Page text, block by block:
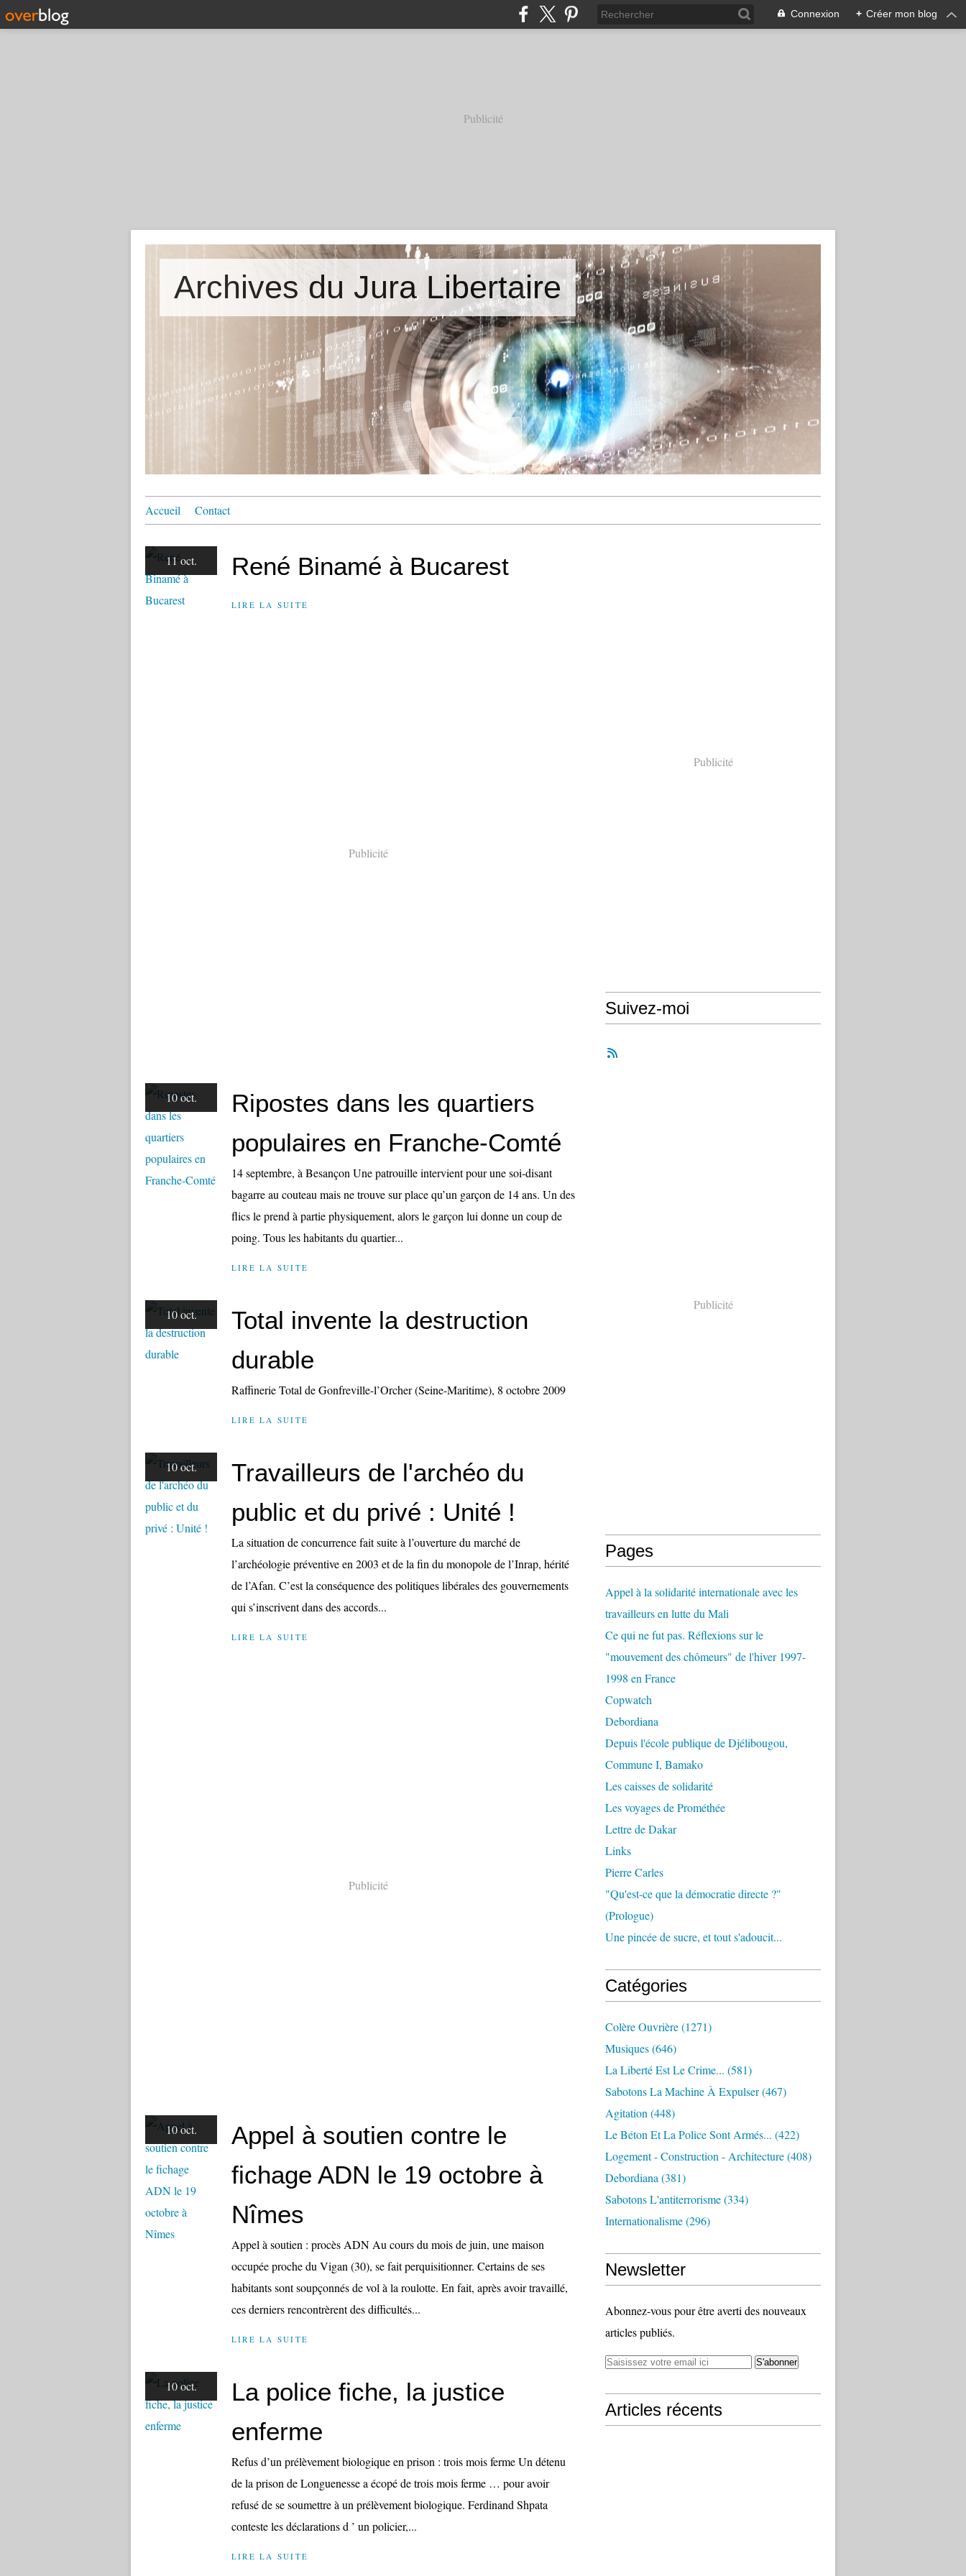
Connexion + Créer mon blog
Publicité
Archives du Jura Libertaire
Accueil Contact
11 oct. René Binamé à Bucarest
LIRE LA SUITE
Publicité
10 oct.
Ripostes dans les quartiers
populaires en Franche-Comté
14 septembre, à Besançon Une patrouille intervient pour une soi-disant
bagarre au couteau mais ne trouve sur place qu’un garçon de 14 ans. Un des
flics le prend à partie physiquement, alors le garçon lui donne un coup de
poing. Tous les habitants du quartier...
LIRE LA SUITE
10 oct.
Total invente la destruction
durable
Raffinerie Total de Gonfreville-l’Orcher (Seine-Maritime), 8 octobre 2009
LIRE LA SUITE
10 oct.
Travailleurs de l'archéo du
public et du privé : Unité !
La situation de concurrence fait suite à l’ouverture du marché de
l’archéologie préventive en 2003 et de la fin du monopole de l’Inrap, hérité
de l’Afan. C’est la conséquence des politiques libérales des gouvernements
qui s’inscrivent dans des accords...
LIRE LA SUITE
Publicité
10 oct.
Appel à soutien contre le
fichage ADN le 19 octobre à
Nîmes
Appel à soutien : procès ADN Au cours du mois de juin, une maison
occupée proche du Vigan (30), se fait perquisitionner. Certains de ses
habitants sont soupçonnés de vol à la roulotte. En fait, après avoir travaillé,
ces derniers rencontrèrent des difficultés...
LIRE LA SUITE
10 oct.
La police fiche, la justice
enferme
Refus d’un prélèvement biologique en prison : trois mois ferme Un détenu
de la prison de Longuenesse a écopé de trois mois ferme … pour avoir
refusé de se soumettre à un prélèvement biologique. Ferdinand Shpata
conteste les déclarations d ’ un policier,...
LIRE LA SUITE
Publicité
Suivez-moi
Publicité
Pages
Appel à la solidarité internationale avec les
travailleurs en lutte du Mali
Ce qui ne fut pas. Réflexions sur le
"mouvement des chômeurs" de l'hiver 1997-
1998 en France
Copwatch
Debordiana
Depuis l'école publique de Djélibougou,
Commune I, Bamako
Les caisses de solidarité
Les voyages de Prométhée
Lettre de Dakar
Links
Pierre Carles
"Qu'est-ce que la démocratie directe ?"
(Prologue)
Une pincée de sucre, et tout s'adoucit...
Catégories
Colère Ouvrière(1271)
Musiques(646)
La Liberté Est Le Crime... (581)
Sabotons La Machine À Expulser(467)
Agitation (448)
Le Béton Et La Police Sont Armés... (422)
Logement - Construction - Architecture(408)
Debordiana (381)
Sabotons L'antiterrorisme(334)
Internationalisme(296)
Newsletter
Abonnez-vous pour être averti des nouveaux
articles publiés.
Articles récents